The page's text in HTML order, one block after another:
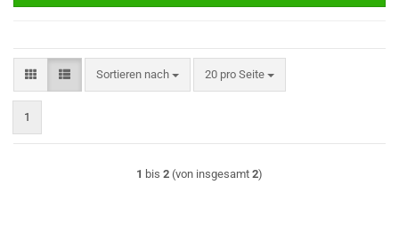
Sortieren nach
Sortieren nach 20 pro Seite
pro Seite
1
1 bis 2 (von insgesamt 2)